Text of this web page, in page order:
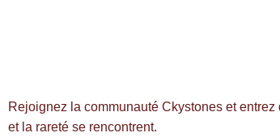
Rejoignez la communauté Ckystones et
et la rareté se rencontrent.